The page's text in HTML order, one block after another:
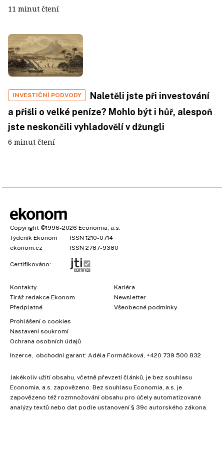
11 minut čtení
INVESTIČNÍ PODVODY
Naletěli jste při investování
a přišli o velké peníze? Mohlo být i hůř, alespoň
jste neskončili vyhladovělí v džungli
6 minut čtení
Copyright ©1996-2026 Economia, a.s.
Týdeník Ekonom
ISSN 1210-0714
ekonom.cz
ISSN 2787-9380
Certifikováno:
Kontakty
Tiráž redakce Ekonom
Předplatné
Kariéra
Newsletter
Všeobecné podmínky
Prohlášení o cookies
Nastavení soukromí
Ochrana osobních údajů
Inzerce , obchodní garant: Adéla Formáčková +420 739 500 832
Jakékoliv užití obsahu, včetně převzetí článků, je bez souhlasu
Economia, a.s. zapovězeno. Bez souhlasu Economia, a.s. je
zapovězeno též rozmnožování obsahu pro účely automatizované
analýzy textů nebo dat podle ustanovení § 39c autorského zákona.